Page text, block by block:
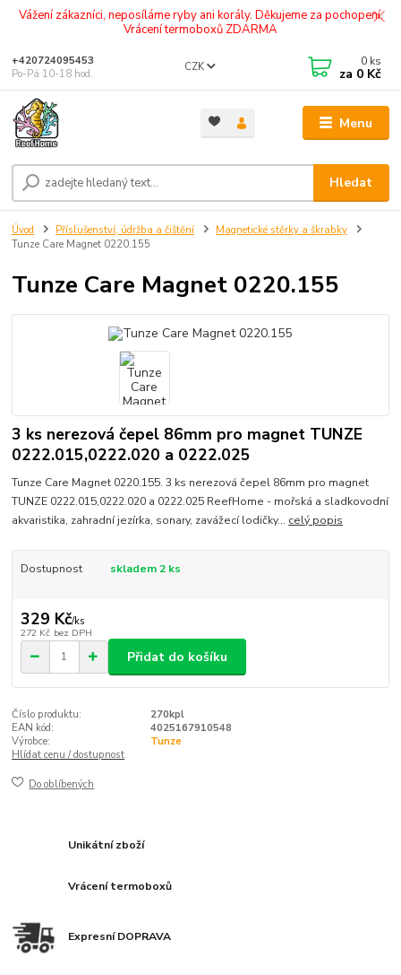
Vážení zákazníci, neposíláme ryby ani korály. Děkujeme za pochopení.
Vrácení termoboxů ZDARMA
Menu
CZK
Hledat
+420724095453
Po-Pá 10-18 hod.
0 ks
za 0 Kč
Úvod Příslušenství, údržba a čištění
Magnetické stěrky a škrabky
Tunze Care Magnet 0220.155
Tunze Care Magnet 0220.155
3 ks nerezová čepel 86mm pro magnet TUNZE
0222.015,0222.020 a 0222.025
Tunze Care Magnet 0220.155. 3 ks nerezová čepel 86mm pro magnet
TUNZE 0222.015,0222.020 a 0222.025 ReefHome - mořská a sladkovodní
akvaristika, zahradní jezírka, sonary, zavážecí lodičky... celý popis
Dostupnost skladem 2 ks
329 Kč/ks
272 Kč bez DPH
Přidat do košíku
Číslo produktu:
270kpl
EAN kód:
4025167910548
Výrobce:
Tunze
Hlídat cenu / dostupnost
Do oblíbených
Unikátní zboží
Vrácení termoboxů
Expresní DOPRAVA